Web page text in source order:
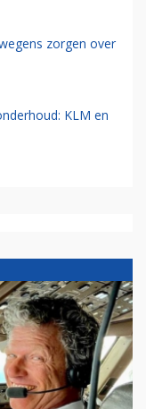
zorgen over
KLM en